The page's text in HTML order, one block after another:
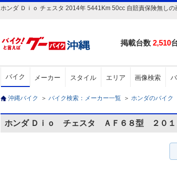
ホンダ Ｄｉｏ チェスタ 2014年 5441Km 50cc 自賠責保険無し
掲載台数 2,510
バイク メーカー スタイル エリア 画像検索
沖縄バイク ＞ バイク検索：メーカー一覧 ＞ ホンダのバイク
ホンダ Ｄｉｏ チェスタ ＡＦ６８型 ２０１